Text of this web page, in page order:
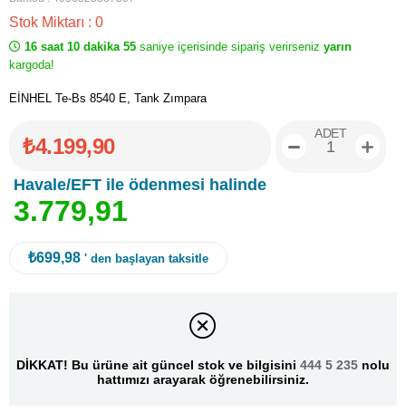
Stok Miktarı : 0
16 saat 10 dakika 54 saniye içerisinde sipariş verirseniz yarın
kargoda!
EİNHEL Te-Bs 8540 E, Tank Zımpara
₺4.199,90
Havale/EFT ile ödenmesi halinde
3.779,91
ADET
₺699,98 ' den başlayan taksitle
DİKKAT! Bu ürüne ait güncel stok ve bilgisini 444 5 235 nolu
hattımızı arayarak öğrenebilirsiniz.